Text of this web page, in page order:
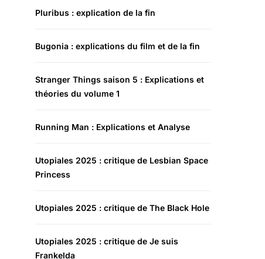
Pluribus : explication de la fin
Bugonia : explications du film et de la fin
Stranger Things saison 5 : Explications et
théories du volume 1
Running Man : Explications et Analyse
Utopiales 2025 : critique de Lesbian Space
Princess
Utopiales 2025 : critique de The Black Hole
Utopiales 2025 : critique de Je suis
Frankelda